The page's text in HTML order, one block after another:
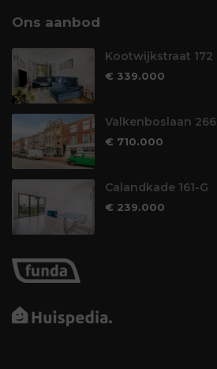
Ons aanbod
Kootwijkstraat 172
€ 339.000
Valkenboslaan 266
€ 710.000
Calandkade 161-G
€ 239.000